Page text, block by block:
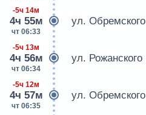
-5ч 14м
4ч 55м
чт 06:33
ул. Обремского
-5ч 13м
4ч 56м
чт 06:34
ул. Рожанского
-5ч 12м
4ч 57м
чт 06:35
ул. Обремского